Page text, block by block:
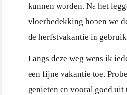
kunnen worden. Na het
vloerbedekking hopen we
de herfstvakantie in
Langs deze weg wens ik
een fijne vakantie toe.
genieten en vooral goed uit